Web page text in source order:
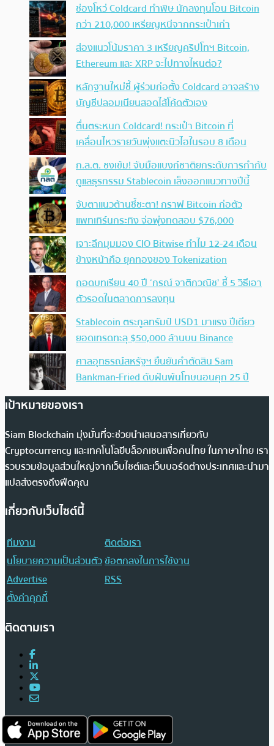
ช่องโหว่ Coldcard ทำพิษ นักลงทุนโอน Bitcoin
กว่า 210,000 เหรียญหนีจากกระเป๋าเก่า
ส่องแนวโน้มราคา 3 เหรียญคริปโทฯ Bitcoin,
Ethereum และ XRP จะไปทางไหนต่อ?
หลักฐานใหม่ชี้ ผู้ร่วมก่อตั้ง Coldcard อาจสร้าง
บัญชีปลอมเนียนสอดไส้โค้ดตัวเอง
ตื่นตระหนก Coldcard! กระเป๋า Bitcoin ที่
เคลื่อนไหวรายวันพุ่งแตะนิวไฮในรอบ 8 เดือน
ก.ล.ต. ชงเข้ม! จับมือแบงก์ชาติยกระดับการกำกับ
ดูแลธุรกรรม Stablecoin เล็งออกแนวทางปีนี้
จับตาแนวต้านชี้ชะตา! กราฟ Bitcoin ก่อตัว
แพทเทิร์นกระทิง จ่อพุ่งทดสอบ $76,000
เจาะลึกมุมมอง CIO Bitwise ทำไม 12-24 เดือน
ข้างหน้าคือ ยุคทองของ Tokenization
ถอดบทเรียน 40 ปี ‘กรณ์ จาติกวณิช’ ชี้ 5 วิธีเอา
ตัวรอดในตลาดการลงทุน
Stablecoin ตระกูลทรัมป์ USD1 มาแรง ปีเดียว
ยอดเทรดทะลุ $50,000 ล้านบน Binance
ศาลอุทธรณ์สหรัฐฯ ยืนยันคำตัดสิน Sam
Bankman-Fried ดับฝันพ้นโทษนอนคุก 25 ปี
เป้าหมายของเรา
Siam Blockchain มุ่งมั่นที่จะช่วยนำเสนอสารเกี่ยวกับ
Cryptocurrency และเทคโนโลยีบล็อกเชนเพื่อคนไทย ในภาษาไทย เรา
รวบรวมข้อมูลส่วนใหญ่จากเว็บไซต์และเว็บบอร์ดต่างประเทศและนำมา
แปลส่งตรงถึงฟีดคุณ
เกี่ยวกับเว็บไซต์นี้
ทีมงาน
ติดต่อเรา
นโยบายความเป็นส่วนตัวข้อตกลงในการใช้งาน
Advertise
RSS
ตั้งค่าคุกกี้
ติดตามเรา